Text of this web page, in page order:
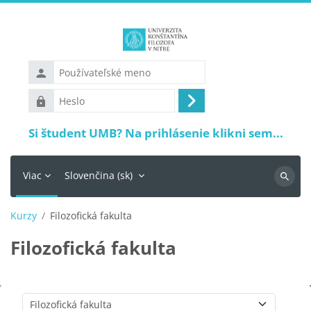
Používateľské
meno
Heslo
Prihlásiť
sa
Si študent UMB? Na prihlásenie klikni sem...
Viac Slovenčina ‎(sk)‎
Kurzy Filozofická fakulta
Filozofická fakulta